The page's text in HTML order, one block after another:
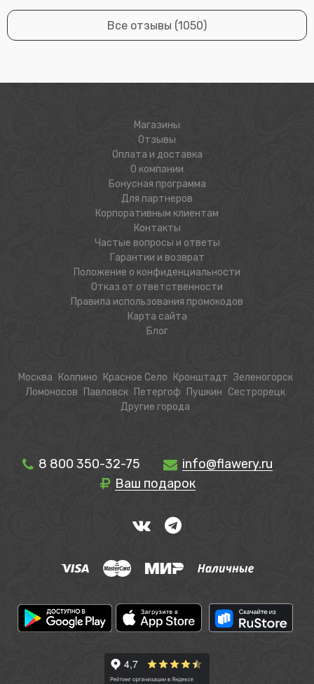
Все отзывы (1050)
Магазины
Отзывы
Оплата и доставка
О компании
Бонусная программа
Для партнеров
Корпоративным клиентам
Контакты
Частые вопросы и ответы
Гарантии и возврат
Положение о конфиденциальности
Отказ от ответственности
Правила использования промокодов
Карта сайта
Блог
Москва Колпино Красное Село Кронштадт Зеленогорск
Ломоносов
Павловск Петергоф Пушкин Сестрорецк
Другие города
8 800 350-32-75
info@flawery.ru
Ваш подарок